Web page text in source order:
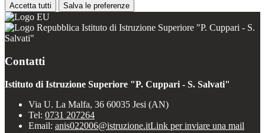
Accetta tutti Salva le preferenze
Istituto di Istruzione Superiore "P. Cuppari - S.
Salvati"
Contatti
Istituto di Istruzione Superiore "P. Cuppari - S. Salvati"
Via U. La Malfa, 36 60035 Jesi (AN)
Tel: 0731 207264
Email: anis022006@istruzione.itLink per inviare una mail